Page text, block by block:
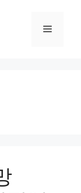
메